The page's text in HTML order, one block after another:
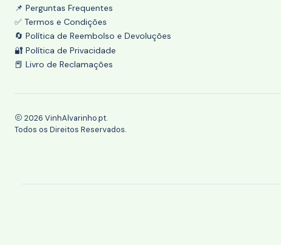
📌 Perguntas Frequentes
✅ Termos e Condições
🔄 Política de Reembolso e Devoluções
🔐 Política de Privacidade
📕 Livro de Reclamações
2026 VinhAlvarinho.pt.
Todos os Direitos Reservados.